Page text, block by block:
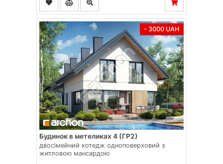
- 3000 UAH
Будинок в метеликах 4 (ГР2)
двосімейний котедж одноповерховий з
житловою мансардою